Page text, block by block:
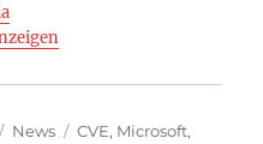
Kategorien
News Schlagwörter
CVE, Microsoft,